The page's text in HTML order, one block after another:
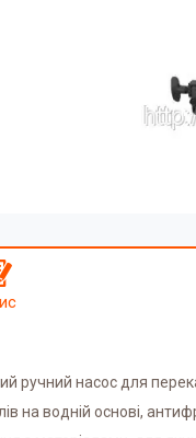
ручний насос для
на водній основі,